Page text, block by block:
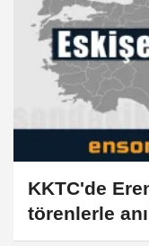
KKTC'de
törenlerle